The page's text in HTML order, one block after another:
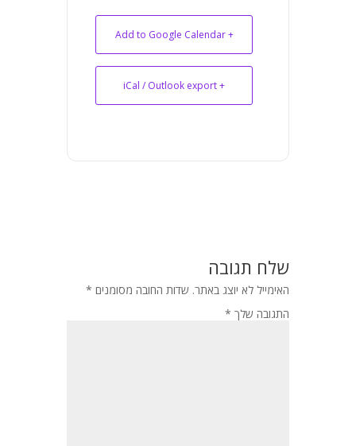
+ Add to Google Calendar
+ iCal / Outlook export
שלח תגובה
האימייל לא יוצג באתר. שדות החובה מסומנים *
התגובה שלך *